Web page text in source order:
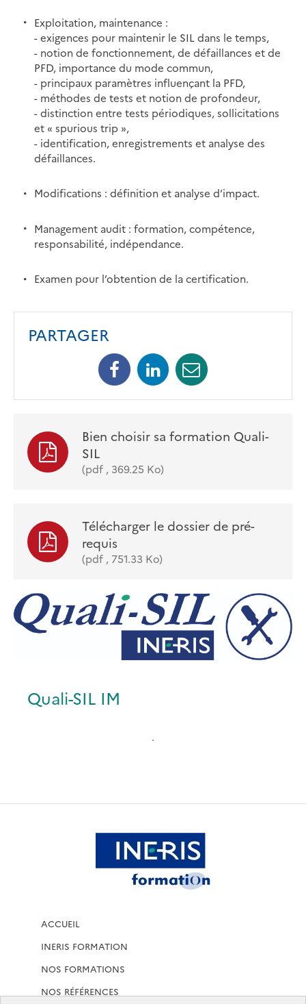
Exploitation, maintenance :
- exigences pour maintenir le SIL dans le temps,
- notion de fonctionnement, de défaillances et de
PFD, importance du mode commun,
- principaux paramètres influençant la PFD,
- méthodes de tests et notion de profondeur,
- distinction entre tests périodiques, sollicitations
et « spurious trip »,
- identification, enregistrements et analyse des
défaillances.
Modifications : définition et analyse d’impact.
Management audit : formation, compétence,
responsabilité, indépendance.
Examen pour l’obtention de la certification.
PARTAGER
FacebookLinkedinMail
Bien choisir sa formation Quali-
SIL
(pdf , 369.25 Ko)
Télécharger le dossier de pré-
requis
(pdf , 751.33 Ko)
Quali-SIL IM
.
ACCUEIL
INERIS FORMATION
NOS FORMATIONS
NOS RÉFÉRENCES